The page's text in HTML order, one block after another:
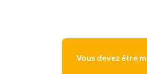
Vous devez être